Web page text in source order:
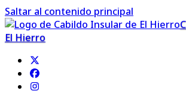
Saltar al contenido principal
El Hierro